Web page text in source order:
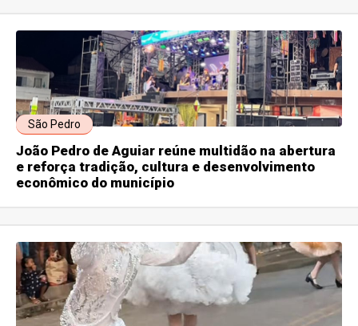
São Pedro
João Pedro de Aguiar reúne multidão na abertura
e reforça tradição, cultura e desenvolvimento
econômico do município